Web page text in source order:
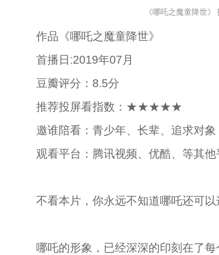
《哪吒之魔童降世》
作品《哪吒之魔童降世》
首播日:2019年07月
豆瓣评分：8.5分
推荐投屏看指数：★★★★★
邀谁陪看：青少年、长辈、追求对象
观看平台：腾讯视频、优酷、等其他
不看本片，你永远不知道哪吒还可以
哪吒的形象，已经深深的印刻在了